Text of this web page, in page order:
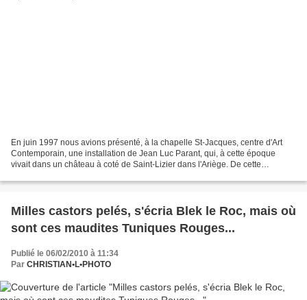
En juin 1997 nous avions présenté, à la chapelle St-Jacques, centre d'Art
Contemporain, une installation de Jean Luc Parant, qui, à cette époque
vivait dans un château à coté de Saint-Lizier dans l'Ariège. De cette
Milles castors pelés, s'écria Blek le Roc, mais où
sont ces maudites Tuniques Rouges...
Publié le 06/02/2010 à 11:34
Par CHRISTIAN•L•PHOTO